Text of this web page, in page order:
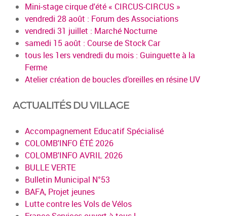
Mini-stage cirque d'été « CIRCUS-CIRCUS »
vendredi 28 août : Forum des Associations
vendredi 31 juillet : Marché Nocturne
samedi 15 août : Course de Stock Car
tous les 1ers vendredi du mois : Guinguette à la
Ferme
Atelier création de boucles d’oreilles en résine UV
ACTUALITÉS DU VILLAGE
Accompagnement Educatif Spécialisé
COLOMB'INFO ÉTÉ 2026
COLOMB'INFO AVRIL 2026
BULLE VERTE
Bulletin Municipal N°53
BAFA, Projet jeunes
Lutte contre les Vols de Vélos